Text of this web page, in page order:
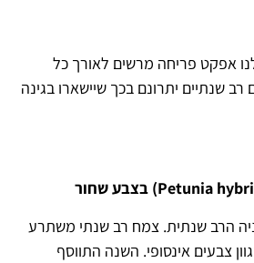
אפקט פריחה מרשים לאורך כל
שנתיים יתרונם בכך שיישארו בגינה
הרב שנתית. צמח רב שנתי משתרע
צבעים אינסופי. השנה התווסף